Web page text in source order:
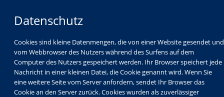
Datenschutz
Cookies sind kleine Datenmengen, die von einer Website gesendet und
vom Webbrowser des Nutzers während des Surfens auf dem
Computer des Nutzers gespeichert werden. Ihr Browser speichert jede
Nachricht in einer kleinen Datei, die Cookie genannt wird. Wenn Sie
eine weitere Seite vom Server anfordern, sendet Ihr Browser das
Cookie an den Server zurück. Cookies wurden als zuverlässiger